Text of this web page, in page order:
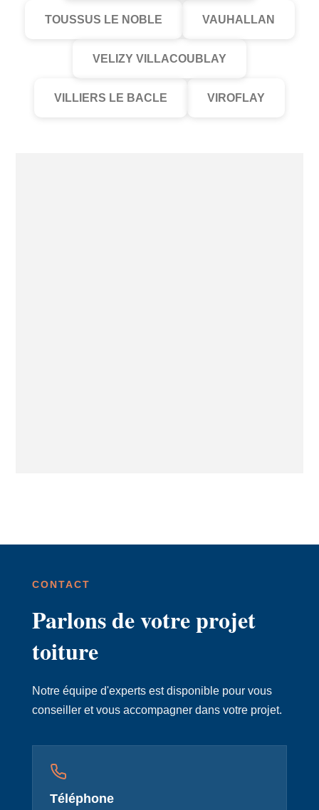
TOUSSUS LE NOBLE VAUHALLAN
VELIZY VILLACOUBLAY
VILLIERS LE BACLE VIROFLAY
CONTACT
Parlons de votre projet
toiture
Notre équipe d'experts est disponible pour vous
conseiller et vous accompagner dans votre projet.
Téléphone